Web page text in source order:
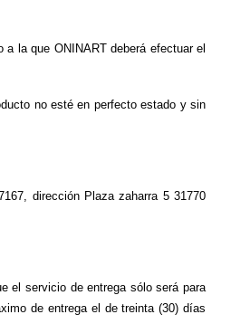
la que ONINART deberá efectuar el
no esté en perfecto estado y sin
dirección Plaza zaharra 5 31770
el servicio de entrega sólo será para
de entrega el de treinta (30) días